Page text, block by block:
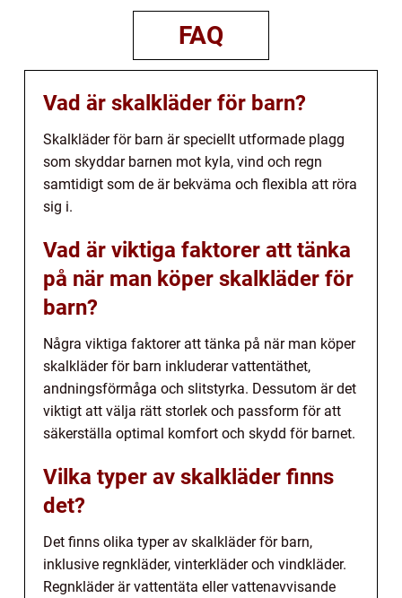
FAQ
Vad är skalkläder för barn?
Skalkläder för barn är speciellt utformade plagg
som skyddar barnen mot kyla, vind och regn
samtidigt som de är bekväma och flexibla att röra
sig i.
Vad är viktiga faktorer att tänka
på när man köper skalkläder för
barn?
Några viktiga faktorer att tänka på när man köper
skalkläder för barn inkluderar vattentäthet,
andningsförmåga och slitstyrka. Dessutom är det
viktigt att välja rätt storlek och passform för att
säkerställa optimal komfort och skydd för barnet.
Vilka typer av skalkläder finns
det?
Det finns olika typer av skalkläder för barn,
inklusive regnkläder, vinterkläder och vindkläder.
Regnkläder är vattentäta eller vattenavvisande